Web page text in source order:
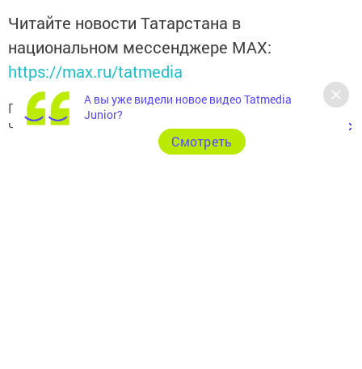
Читайте новости Татарстана в
национальном мессенджере MАХ:
https://max.ru/tatmedia
Подписывайтесь на нашTelegram-канал, а также
читайте нас
Одноклассниках Макс
А вы уже видели новое видео Tatmedia
Junior?
Cмотреть